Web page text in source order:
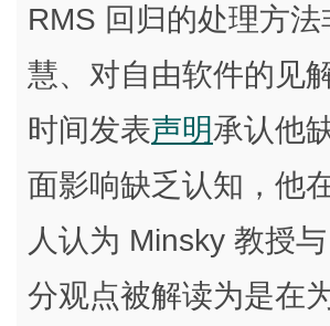
RMS 回归的处理方
慧、对自由软件的见
时间发表声明承认他
面影响缺乏认知，他
人认为 Minsky 教授
分观点被解读为是在